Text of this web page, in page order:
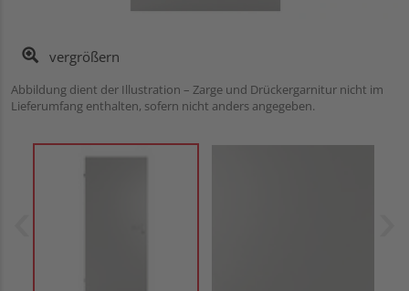
vergrößern
Abbildung dient der Illustration – Zarge und Drückergarnitur nicht im
Lieferumfang enthalten, sofern nicht anders angegeben.